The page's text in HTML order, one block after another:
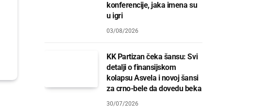
konferencije, jaka imena su
u igri
03/08/2026
KK Partizan čeka šansu: Svi
detalji o finansijskom
kolapsu Asvela i novoj šansi
za crno-bele da dovedu beka
30/07/2026